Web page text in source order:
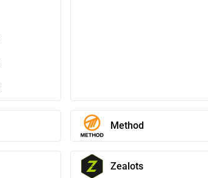
Method
Zealots